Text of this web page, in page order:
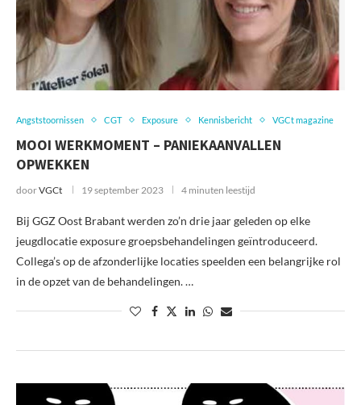
Angststoornissen CGT Exposure Kennisbericht VGCt magazine
MOOI WERKMOMENT – PANIEKAANVALLEN
OPWEKKEN
doorVGCt 19 september 2023 4 minuten leestijd
Bij GGZ Oost Brabant werden zo’n drie jaar geleden op elke
jeugdlocatie exposure groepsbehandelingen geïntroduceerd.
Collega’s op de afzonderlijke locaties speelden een belangrijke rol
in de opzet van de behandelingen. …